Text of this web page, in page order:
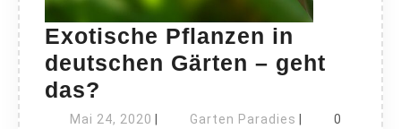
Exotische Pflanzen in
deutschen Gärten – geht
das?
Pflanzen
Mai 24, 2020 Mai
Garten Paradies Garten
0